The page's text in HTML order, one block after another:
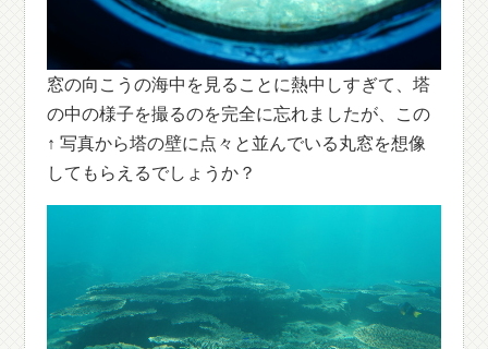
窓の向こうの海中を見ることに熱中しすぎて、塔
の中の様子を撮るのを完全に忘れましたが、この
↑ 写真から塔の壁に点々と並んでいる丸窓を想像
してもらえるでしょうか？